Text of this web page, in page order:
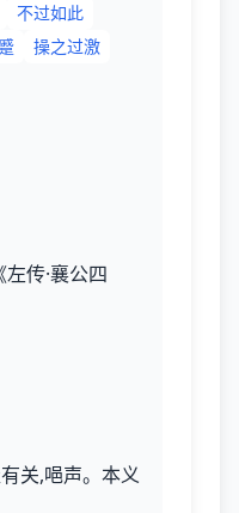
不过如此
操之过激
传·襄公四
关,唈声。本义